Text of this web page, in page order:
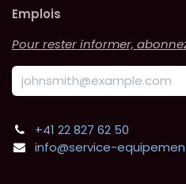
Emplois
Pour rester informer,
+41 22 827 62 50
info@service-